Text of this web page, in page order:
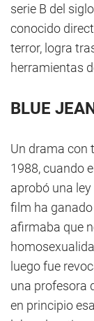
serie B del
conocido
terror, logra
herramientas
BLUE
Un drama con
1988, cuando
aprobó una
film ha
afirmaba que
luego fue
una profesora
en principio